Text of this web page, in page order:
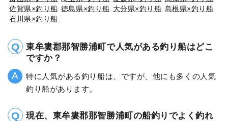
佐賀県×釣り船 徳島県×釣り船 大分県×釣り船 島根県×釣り船
石川県×釣り船
東牟婁郡那智勝浦町で人気がある釣り船はどこ
ですか？
特に人気がある釣り船は、ですが、他にも多くの人気
釣り船があります。
現在、東牟婁郡那智勝浦町の船釣りでよく釣れ